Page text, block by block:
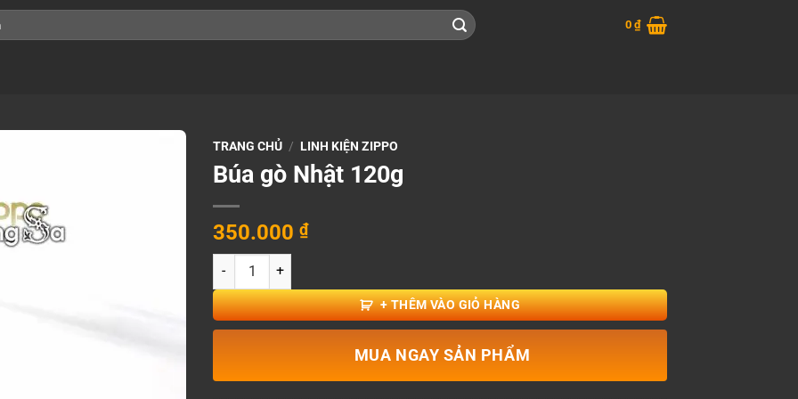
0₫
TRANG CHỦ / LINH KIỆN ZIPPO
Búa gò Nhật 120g
350.000 ₫
Búa gò Nhật 120g số lượng
+ THÊM VÀO GIỎ HÀNG
MUA NGAY SẢN PHẨM